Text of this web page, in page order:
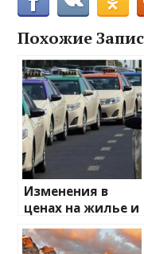
Похожие
Изменения в
ценах на жилье и
транспорт: что
ожидать